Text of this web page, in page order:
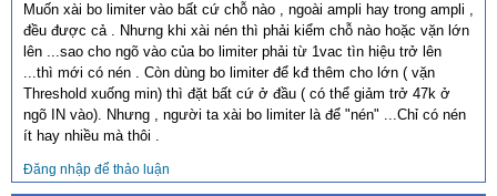
Muốn xài bo limiter vào bất cứ chỗ nào , ngoài ampli hay trong ampli ,
đều được cả . Nhưng khi xài nén thì phải kiểm chỗ nào hoặc vặn lớn
lên ...sao cho ngõ vào của bo limiter phải từ 1vac tìn hiệu trở lên
...thì mới có nén . Còn dùng bo limiter để kđ thêm cho lớn ( vặn
Threshold xuống min) thì đặt bất cứ ở đầu ( có thể giảm trở 47k ở
ngõ IN vào). Nhưng , người ta xài bo limiter là để "nén" ...Chỉ có nén
ít hay nhiều mà thôi .
Đăng nhập để thảo luận